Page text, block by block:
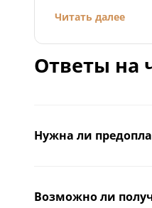
Читать далее
Ответы на
Нужна ли
Возможно ли